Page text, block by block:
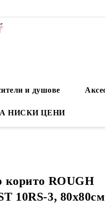
и душове
НИСКИ ЦЕНИ
корито ROUGH
10RS-3,